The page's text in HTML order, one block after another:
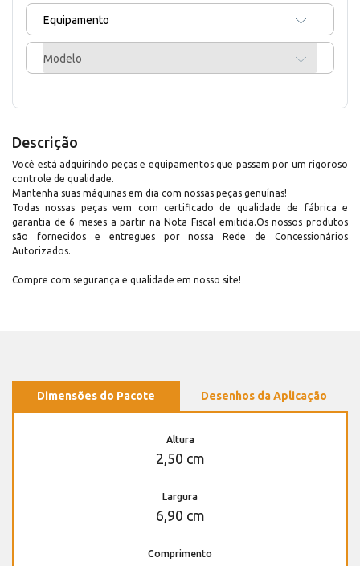
Equipamento
Modelo
Descrição
Você está adquirindo peças e equipamentos que passam por um rigoroso
controle de qualidade.
Mantenha suas máquinas em dia com nossas peças genuínas!
Todas nossas peças vem com certificado de qualidade de fábrica e
garantia de 6 meses a partir na Nota Fiscal emitida.Os nossos produtos
são fornecidos e entregues por nossa Rede de Concessionários
Autorizados.
Compre com segurança e qualidade em nosso site!
Dimensões do Pacote Desenhos da Aplicação
Altura
2,50 cm
Largura
6,90 cm
Comprimento